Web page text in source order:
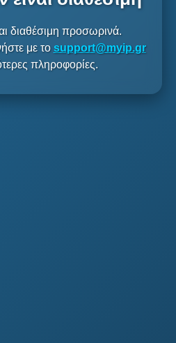
διαθέσιμη προσωρινά.
με το support@myip.gr
πληροφορίες.